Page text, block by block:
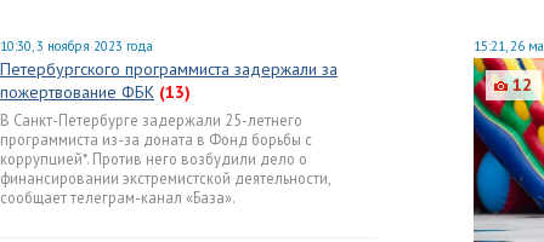
10:30, 3 ноября 2023 года
Петербургского программиста задержали за
пожертвование ФБК (13)
В Санкт-Петербурге задержали 25-летнего
программиста из-за доната в Фонд борьбы с
коррупцией*. Против него возбудили дело о
финансировании экстремистской деятельности,
сообщает телеграм-канал «База».
15:21, 26
12